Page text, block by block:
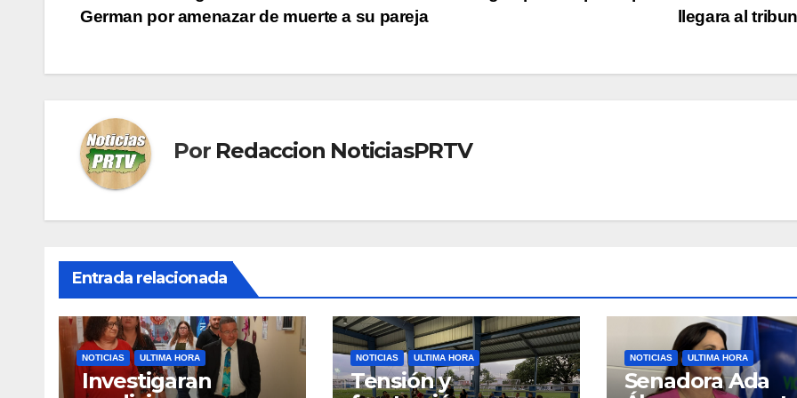
entradas
llegara al
German por amenazar de muerte a su pareja
Por Redaccion NoticiasPRTV
Entrada relacionada
NOTICIAS ULTIMA HORA
Investigaran
NOTICIAS ULTIMA HORA
Tensión y
NOTICIAS ULTIMA HORA
Senadora Ada